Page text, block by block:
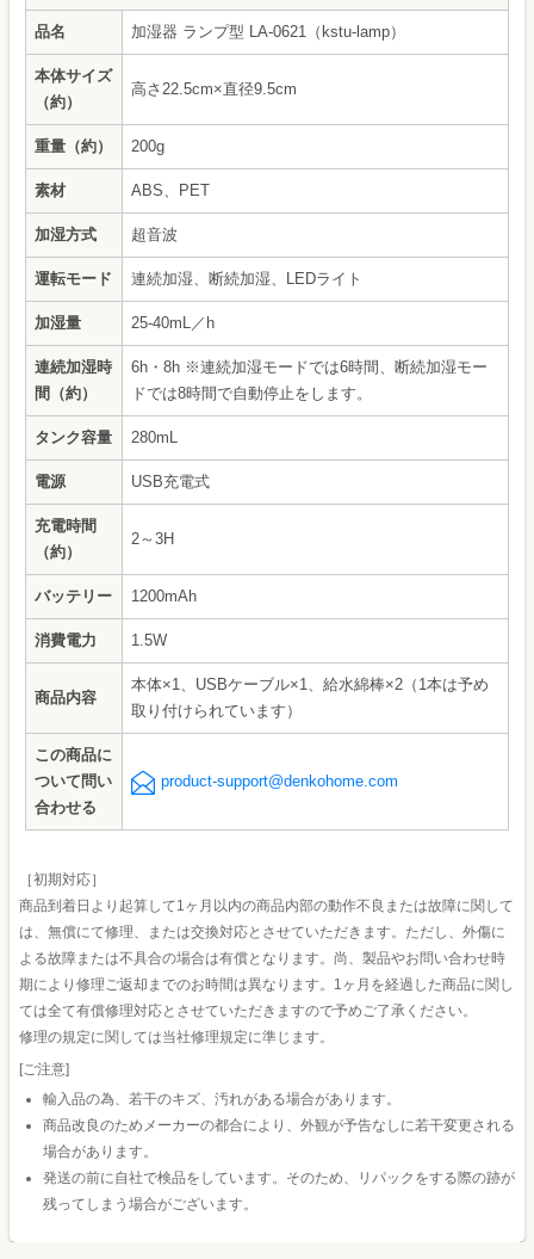
品名 加湿器 ランプ型 LA-0621（kstu-lamp）
本体サイズ
（約）
高さ22.5cm×直径9.5cm
重量（約） 200g
素材 ABS、PET
加湿方式 超音波
運転モード 連続加湿、断続加湿、LEDライト
加湿量 25-40mL／h
連続加湿時
間（約）
6h・8h ※連続加湿モードでは6時間、断続加湿モー
ドでは8時間で自動停止をします。
タンク容量 280mL
電源 USB充電式
充電時間
（約）
2～3H
バッテリー 1200mAh
消費電力 1.5W
商品内容
本体×1、USBケーブル×1、給水綿棒×2（1本は予め
取り付けられています）
この商品に
ついて問い
合わせる
product-support@denkohome.com
［初期対応］
商品到着日より起算して1ヶ月以内の商品内部の動作不良または故障に関して
は、無償にて修理、または交換対応とさせていただきます。ただし、外傷に
よる故障または不具合の場合は有償となります。尚、製品やお問い合わせ時
期により修理ご返却までのお時間は異なります。1ヶ月を経過した商品に関し
ては全て有償修理対応とさせていただきますので予めご了承ください。
修理の規定に関しては当社修理規定に準じます。
[ご注意]
輸入品の為、若干のキズ、汚れがある場合があります。
商品改良のためメーカーの都合により、外観が予告なしに若干変更される
場合があります。
発送の前に自社で検品をしています。そのため、リパックをする際の跡が
残ってしまう場合がございます。